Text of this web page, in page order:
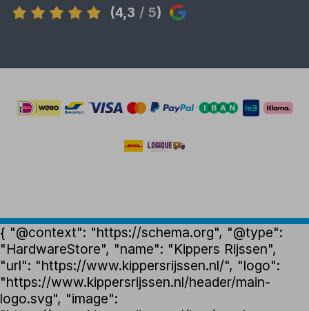
(4,3 / 5)
{ "@context": "https://schema.org", "@type":
"HardwareStore", "name": "Kippers Rijssen",
"url": "https://www.kippersrijssen.nl/", "logo":
"https://www.kippersrijssen.nl/header/main-
logo.svg", "image":